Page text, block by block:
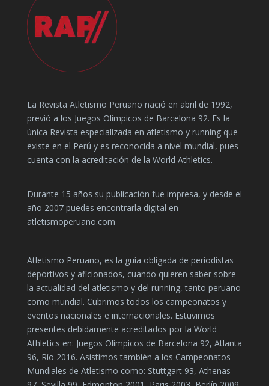
La Revista Atletismo Peruano nació en abril de 1992,
previó a los Juegos Olímpicos de Barcelona 92. Es la
única Revista especializada en atletismo y running que
existe en el Perú y es reconocida a nivel mundial, pues
cuenta con la acreditación de la World Athletics.
Durante 15 años su publicación fue impresa, y desde el
año 2007 puedes encontrarla digital en
atletismoperuano.com
Atletismo Peruano, es la guía obligada de periodistas
deportivos y aficionados, cuando quieren saber sobre
la actualidad del atletismo y del running, tanto peruano
como mundial. Cubrimos todos los campeonatos y
eventos nacionales e internacionales. Estuvimos
presentes debidamente acreditados por la World
Athletics en: Juegos Olímpicos de Barcelona 92, Atlanta
96, Río 2016. Asistimos también a los Campeonatos
Mundiales de Atletismo como: Stuttgart 93, Athenas